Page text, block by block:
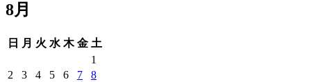
8月
日 月 火 水 木 金 土
1
2
3 4 5 6 7
8